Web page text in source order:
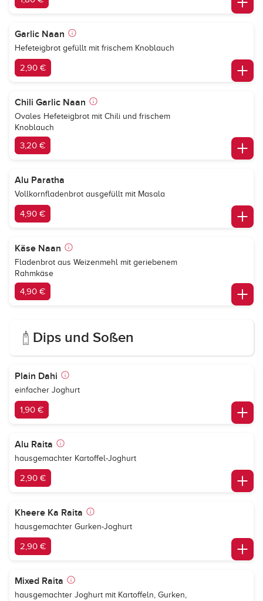
Garlic Naan
Hefeteigbrot gefüllt mit frischem Knoblauch
2,90 €
Chili Garlic Naan
Ovales Hefeteigbrot mit Chili und frischem
Knoblauch
3,20 €
Alu Paratha
Vollkornfladenbrot ausgefüllt mit Masala
4,90 €
Käse Naan
Fladenbrot aus Weizenmehl mit geriebenem
Rahmkäse
4,90 €
Dips und Soßen
Plain Dahi
einfacher Joghurt
1,90 €
Alu Raita
hausgemachter Kartoffel-Joghurt
2,90 €
Kheere Ka Raita
hausgemachter Gurken-Joghurt
2,90 €
Mixed Raita
hausgemachter Joghurt mit Kartoffeln, Gurken,